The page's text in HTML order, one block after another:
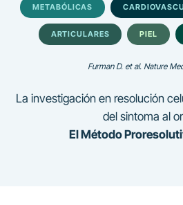
METABÓLICAS
ARTICULARES PIEL
Furman D. et al. Nature
La investigación en resolución
del sintoma al
El Método